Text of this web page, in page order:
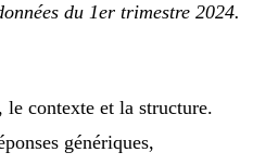
du 1er trimestre 2024.
contexte et la structure.
génériques,